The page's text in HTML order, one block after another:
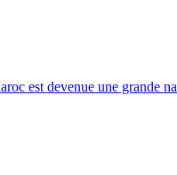
est devenue une grande